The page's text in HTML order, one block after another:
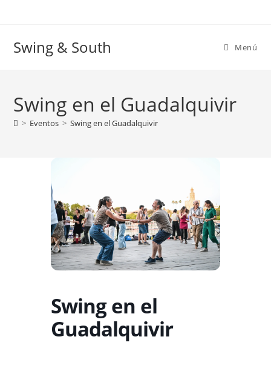
Swing & South Menú
Swing en el Guadalquivir
> Eventos > Swing en el Guadalquivir
Swing en el
Guadalquivir